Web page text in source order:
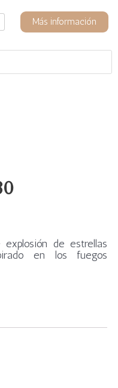
Más información
de estrellas
en los fuegos